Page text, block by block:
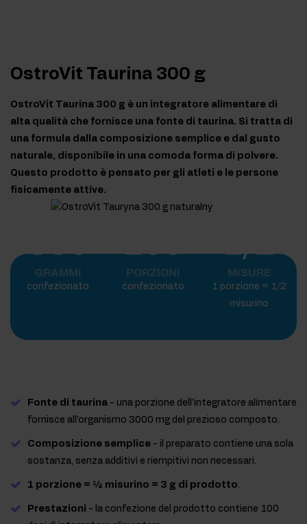
OstroVit Taurina 300 g
OstroVit Taurina 300 g è un integratore alimentare di
alta qualità che fornisce una fonte di taurina. Si tratta di
una formula dalla composizione semplice e dal gusto
naturale, disponibile in una comoda forma di polvere.
Questo prodotto è pensato per gli atleti e le persone
fisicamente attive.
300
GRAMMI
confezionato
100
PORZIONI
confezionato
1/2
MISURE
1 porzione = 1/2
misurino
Fonte di taurina - una porzione dell'integratore alimentare
fornisce all'organismo 3000 mg del prezioso composto.
Composizione semplice - il preparato contiene una sola
sostanza, senza additivi e riempitivi non necessari.
1 porzione = ½ misurino = 3 g di prodotto.
Prestazioni - la confezione del prodotto contiene 100